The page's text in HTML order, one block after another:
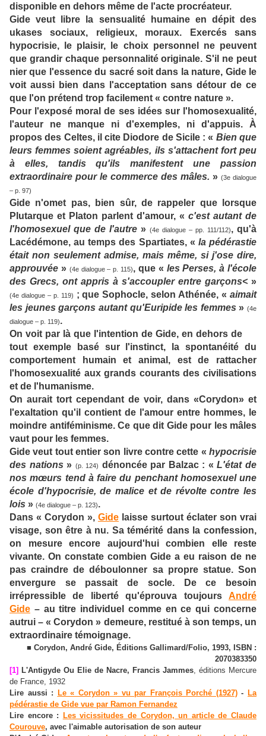
disponible en dehors même de l'acte procréateur.
Gide veut libre la sensualité humaine en dépit des
ukases sociaux, religieux, moraux. Exercés sans
hypocrisie, le plaisir, le choix personnel ne peuvent
que grandir chaque personnalité originale. S'il ne peut
nier que l'essence du sacré soit dans la nature, Gide le
voit aussi bien dans l'acceptation sans détour de ce
que l'on prétend trop facilement « contre nature ».
Pour l'exposé moral de ses idées sur l'homosexualité,
l'auteur ne manque ni d'exemples, ni d'appuis. À
propos des Celtes, il cite Diodore de Sicile : « Bien que
leurs femmes soient agréables, ils s'attachent fort peu
à elles, tandis qu'ils manifestent une passion
extraordinaire pour le commerce des mâles. » (3e dialogue
– p. 97)
Gide n'omet pas, bien sûr, de rappeler que lorsque
Plutarque et Platon parlent d'amour, « c'est autant de
l'homosexuel que de l'autre » (4e dialogue – pp. 111/112), qu'à
Lacédémone, au temps des Spartiates, « la pédérastie
était non seulement admise, mais même, si j'ose dire,
approuvée » (4e dialogue – p. 115), que « les Perses, à l'école
des Grecs, ont appris à s'accoupler entre garçons< »
(4e dialogue – p. 119) ; que Sophocle, selon Athénée, «aimait
les jeunes garçons autant qu'Euripide les femmes» (4e
dialogue – p. 119).
On voit par là que l'intention de Gide, en dehors de
tout exemple basé sur l'instinct, la spontanéité du
comportement humain et animal, est de rattacher
l'homosexualité aux grands courants des civilisations
et de l'humanisme.
On aurait tort cependant de voir, dans «Corydon» et
l'exaltation qu'il contient de l'amour entre hommes, le
moindre antiféminisme. Ce que dit Gide pour les mâles
vaut pour les femmes.
Gide veut tout entier son livre contre cette « hypocrisie
des nations » (p. 124) dénoncée par Balzac : «L'état de
nos mœurs tend à faire du penchant homosexuel une
école d'hypocrisie, de malice et de révolte contre les
lois » (4e dialogue – p. 123).
Dans « Corydon », Gide laisse surtout éclater son vrai
visage, son être à nu. Sa témérité dans la confession,
on mesure encore aujourd'hui combien elle reste
vivante. On constate combien Gide a eu raison de ne
pas craindre de déboulonner sa propre statue. Son
envergure se passait de socle. De ce besoin
irrépressible de liberté qu'éprouva toujours
André
Gide – au titre individuel comme en ce qui concerne
autrui – « Corydon » demeure, restitué à son temps, un
extraordinaire témoignage.
■ Corydon, André Gide, Éditions Gallimard/Folio, 1993, ISBN :
2070383350
[1] L'Antigyde Ou Elie de Nacre, Francis Jammes, éditions Mercure
de France, 1932
Lire aussi :
Le « Corydon » vu par François Porché (1927)- La
pédérastie de Gide vue par Ramon Fernandez
Lire encore :
Les vicissitudes de Corydon, un article de Claude
Courouve, avec l'aimable autorisation de son auteur